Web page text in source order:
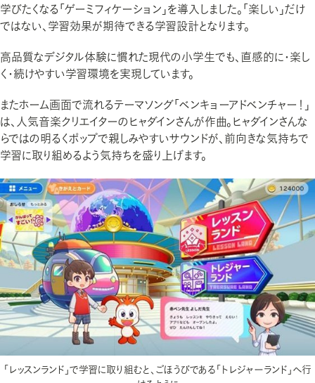
学びたくなる「ゲーミフィケーション」を導入しました。「楽しい」だけ
ではない、学習効果が期待できる学習設計となります。
高品質なデジタル体験に慣れた現代の小学生でも、直感的に・楽し
く・続けやすい学習環境を実現しています。
またホーム画面で流れるテーマソング「ベンキョーアドベンチャー！」
は、人気音楽クリエイターのヒャダインさんが作曲。ヒャダインさんな
らではの明るくポップで親しみやすいサウンドが、前向きな気持ちで
学習に取り組めるよう気持ちを盛り上げます。
「レッスンランド」で学習に取り組むと、ごほうびである「トレジャーランド」へ行